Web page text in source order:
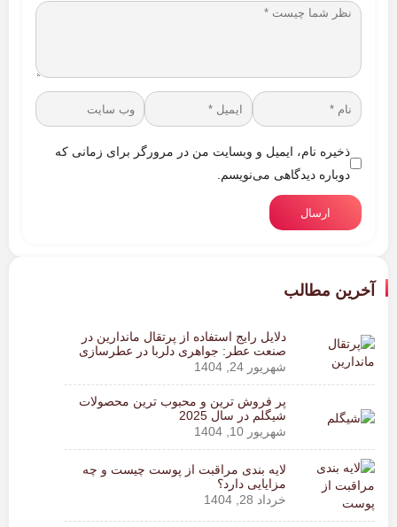
ذخیره نام، ایمیل و وبسایت من در مرورگر برای زمانی که
دوباره دیدگاهی می‌نویسم.
ارسال
آخرین مطالب
دلایل رایج استفاده از پرتقال ماندارین در
صنعت عطر: جواهری دلربا در عطرسازی
شهریور 24, 1404
پر فروش ترین و محبوب ترین محصولات
شیگلم در سال 2025
شهریور 10, 1404
لایه بندی مراقبت از پوست چیست و چه
مزایایی دارد؟
خرداد 28, 1404